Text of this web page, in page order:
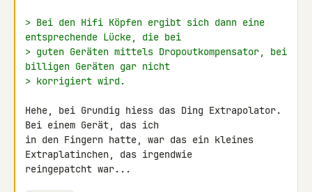
> Bei den Hifi Köpfen ergibt sich dann eine
entsprechende Lücke, die bei
> guten Geräten mittels Dropoutkompensator, bei
billigen Geräten gar nicht
> korrigiert wird.
Hehe, bei Grundig hiess das Ding Extrapolator.
Bei einem Gerät, das ich
in den Fingern hatte, war das ein kleines
Extraplatinchen, das irgendwie
reingepatcht war...